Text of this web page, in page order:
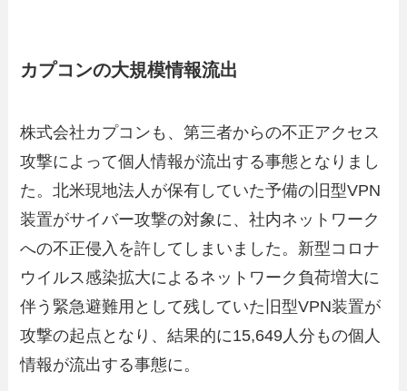
カプコンの大規模情報流出
株式会社カプコンも、第三者からの不正アクセス
攻撃によって個人情報が流出する事態となりまし
た。北米現地法人が保有していた予備の旧型VPN
装置がサイバー攻撃の対象に、社内ネットワーク
への不正侵入を許してしまいました。新型コロナ
ウイルス感染拡大によるネットワーク負荷増大に
伴う緊急避難用として残していた旧型VPN装置が
攻撃の起点となり、結果的に15,649人分もの個人
情報が流出する事態に。